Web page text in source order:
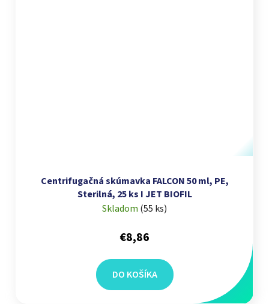
Centrifugačná skúmavka FALCON 50 ml, PE,
Sterilná, 25 ks I JET BIOFIL
Skladom (55 ks)
€8,86
DO KOŠÍKA